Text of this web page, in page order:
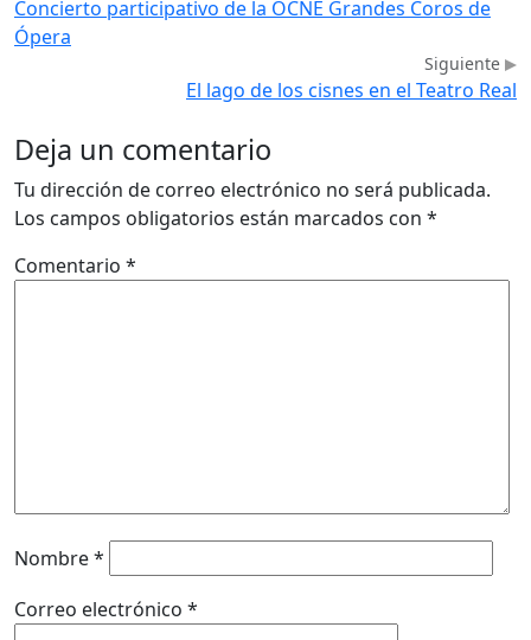
Concierto participativo de la OCNE Grandes Coros de
Ópera
Siguiente
El lago de los cisnes en el Teatro Real
Deja un comentario
Tu dirección de correo electrónico no será publicada.
Los campos obligatorios están marcados con *
Comentario *
Nombre*
Correo electrónico *